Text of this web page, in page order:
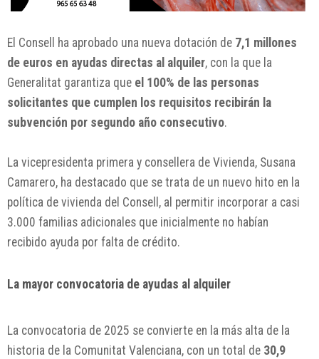
El Consell ha aprobado una nueva dotación de 7,1 millones
de euros en ayudas directas al alquiler, con la que la
Generalitat garantiza que el 100% de las personas
solicitantes que cumplen los requisitos recibirán la
subvención por segundo año consecutivo.
La vicepresidenta primera y consellera de Vivienda, Susana
Camarero, ha destacado que se trata de un nuevo hito en la
política de vivienda del Consell, al permitir incorporar a casi
3.000 familias adicionales que inicialmente no habían
recibido ayuda por falta de crédito.
La mayor convocatoria de ayudas al alquiler
La convocatoria de 2025 se convierte en la más alta de la
historia de la Comunitat Valenciana, con un total de 30,9